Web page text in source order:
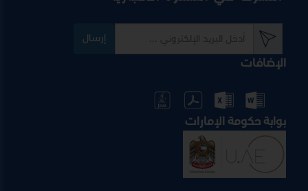
إرسال
الإضافات
بوابة حكومة الإمارات